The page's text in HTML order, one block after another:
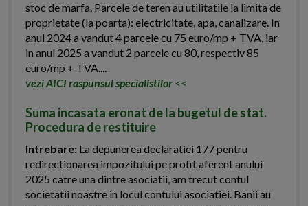
stoc de marfa. Parcele de teren au utilitatile la limita de
proprietate (la poarta): electricitate, apa, canalizare. In
anul 2024 a vandut 4 parcele cu 75 euro/mp + TVA, iar
in anul 2025 a vandut 2 parcele cu 80, respectiv 85
euro/mp + TVA....
vezi AICI raspunsul specialistilor <<
Suma incasata eronat de la bugetul de stat.
Procedura de restituire
Intrebare: La depunerea declaratiei 177 pentru
redirectionarea impozitului pe profit aferent anului
2025 catre una dintre asociatii, am trecut contul
societatii noastre in locul contului asociatiei. Banii au